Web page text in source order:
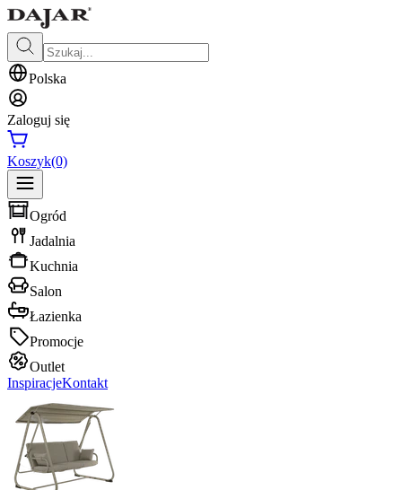
Polska
Zaloguj się
Koszyk(0)
Ogród
Jadalnia
Kuchnia
Salon
Łazienka
Promocje
Outlet
InspiracjeKontakt